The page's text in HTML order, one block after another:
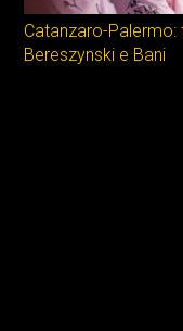
Catanzaro-
Bereszynski e Bani